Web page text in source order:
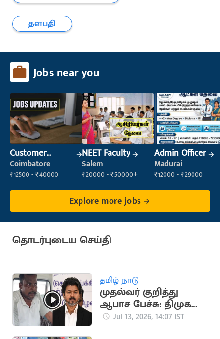
தளபதி
Jobs near you
Customer
Support Officer
Coimbatore
₹12500 - ₹40000
NEET Faculty
Salem
₹20000 - ₹50000+
Admin Officer
Madurai
₹12000 - ₹29000
Explore more jobs
தொடர்புடைய செய்தி
தமிழ் நாடு
முதல்வர் குறித்து
ஆபாச பேச்சு: திமுக
ஐ.டி. விங் நிர்வாகி
Jul 13, 2026, 14:07 IST